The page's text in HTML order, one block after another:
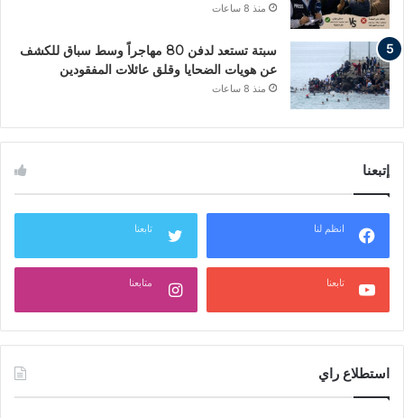
منذ 8 ساعات
سبتة تستعد لدفن 80 مهاجراً وسط سباق للكشف
عن هويات الضحايا وقلق عائلات المفقودين
منذ 8 ساعات
إتبعنا
انظم لنا تابعنا
تابعنا متابعنا
استطلاع راي